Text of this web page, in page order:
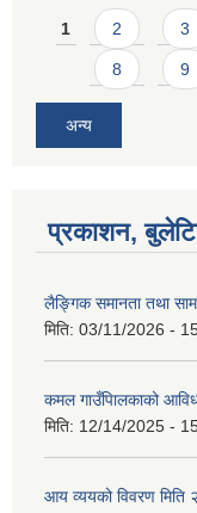
Pages
1 2 3
8 9
अन्य
प्रकाशन,
लैङ्गिक समानता तथा
मिति: 03/11/2026 -
कमल गाउँपािलकाको
मिति: 12/14/2025 -
आय व्ययको विवरण